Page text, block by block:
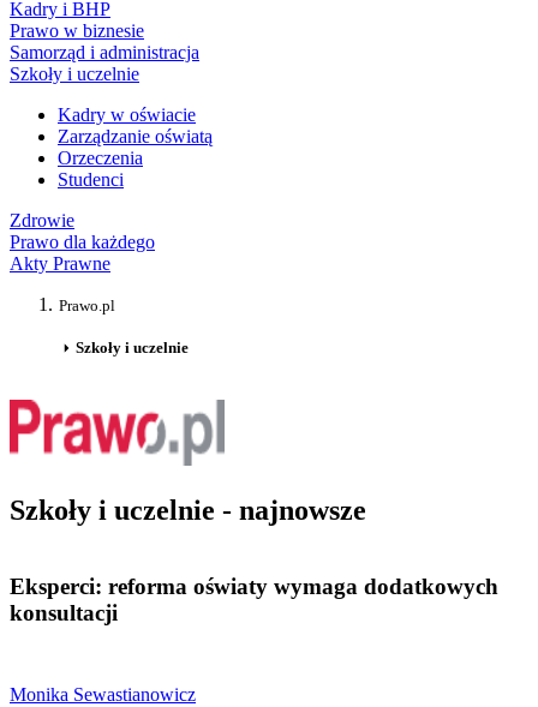
Kadry i BHP
Prawo w biznesie
Samorząd i administracja
Szkoły i uczelnie
Kadry w oświacie
Zarządzanie oświatą
Orzeczenia
Studenci
Zdrowie
Prawo dla każdego
Akty Prawne
Prawo.pl
Szkoły i uczelnie
Szkoły i uczelnie - najnowsze
Eksperci: reforma oświaty wymaga dodatkowych
konsultacji
Monika Sewastianowicz